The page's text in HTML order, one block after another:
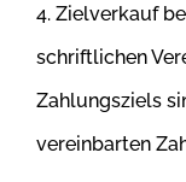
4. Zielverkauf
schriftlichen
Zahlungsziels
vereinbarten